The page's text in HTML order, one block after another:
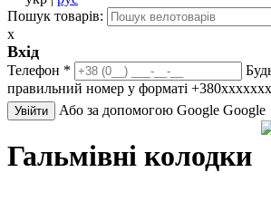
Пошук товарів:
x
Вхід
Телефон *
правильний номер у форматі
Увійти Або за допомогою Google Google
Гальмівні колодки